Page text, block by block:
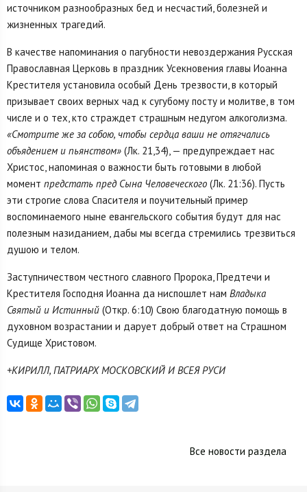
источником разнообразных бед и несчастий, болезней и
жизненных трагедий.
В качестве напоминания о пагубности невоздержания Русская
Православная Церковь в праздник Усекновения главы Иоанна
Крестителя установила особый День трезвости, в который
призывает своих верных чад к сугубому посту и молитве, в том
числе и о тех, кто страждет страшным недугом алкоголизма.
«Смотрите же за собою, чтобы сердца ваши не отягчались
объядением и пьянством» (Лк. 21,34), — предупреждает нас
Христос, напоминая о важности быть готовыми в любой
момент предстать пред Сына Человеческого (Лк. 21:36). Пусть
эти строгие слова Спасителя и поучительный пример
воспоминаемого ныне евангельского события будут для нас
полезным назиданием, дабы мы всегда стремились трезвиться
душою и телом.
Заступничеством честного славного Пророка, Предтечи и
Крестителя Господня Иоанна да ниспошлет нам Владыка
Святый и Истинный (Откр. 6:10) Свою благодатную помощь в
духовном возрастании и дарует добрый ответ на Страшном
Судище Христовом.
+КИРИЛЛ, ПАТРИАРХ МОСКОВСКИЙ И ВСЕЯ РУСИ
Все новости раздела